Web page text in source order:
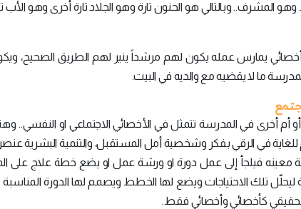
وبالتالي هو الحنون تارة وهو الجلاد تارة أخرى وهو الأب
أخصائي يمارس عمله يكون لهم مرشداً ينير لهم الطريق الصحيح،
ما لا يقضيه مع والديه في البيت.
أخرى في المدرسة تتمثل في الأخصائي الاجتماعي او النفسي..
في الرقي بفكر وشخصية أمل المستقبل، والتنمية البشرية
فيلجأ إلى عمل دورة او ورشة عمل او يضع خطة علاج على
تلك الاحتياجات ويضع لها الخطط ويصمم لها الدورة
كأخصائي وأخصائي فقط.